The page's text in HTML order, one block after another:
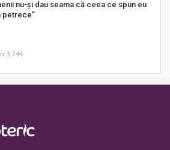
nu-și dau seama că ceea ce spun eu
petrece”
3.744